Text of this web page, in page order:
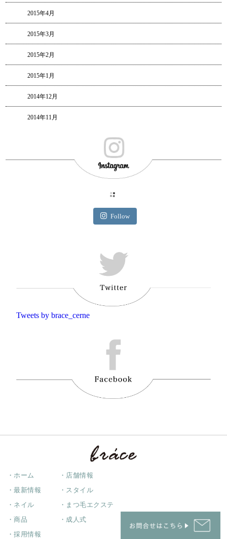
2015年4月
2015年3月
2015年2月
2015年1月
2014年12月
2014年11月
Follow
Tweets by brace_cerne
・ホーム ・店舗情報
・最新情報 ・スタイル
・ネイル ・まつ毛エクステ
・商品 ・成人式
・採用情報